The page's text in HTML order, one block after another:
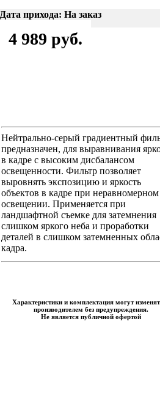
Дата прихода: На заказ
4 989 руб.
Нейтрально-серый градиентный
предназначен, для выравнивания
в кадре с высоким дисбалансом
освещенности. Фильтр позволяет
выровнять экспозицию и яркость
объектов в кадре при неравномерном
освещении. Применяется при
ландшафтной съемке для затемнения
слишком яркого неба и проработки
деталей в слишком затемненных
кадра.
Характеристики и комплектация могут
производителем без предупреждения.
Не является публичной офертой